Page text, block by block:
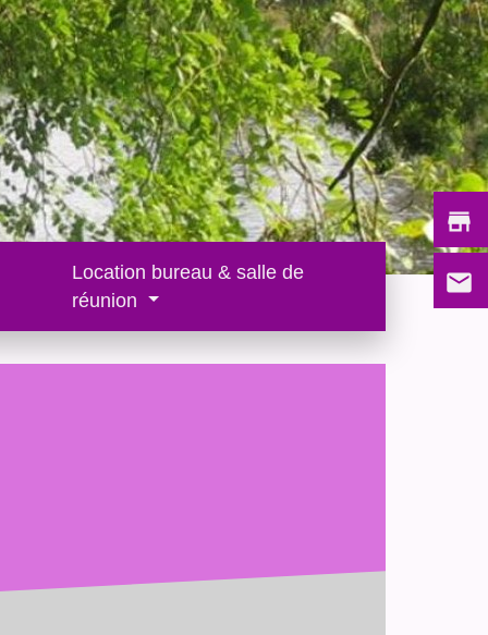
Location bureau & salle de
réunion
store
email